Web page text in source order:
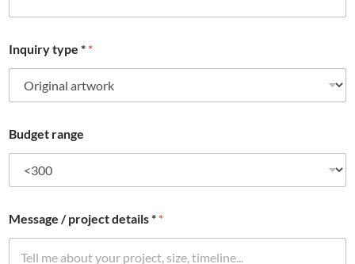
Inquiry type * *
Budget range
Message / project details * *